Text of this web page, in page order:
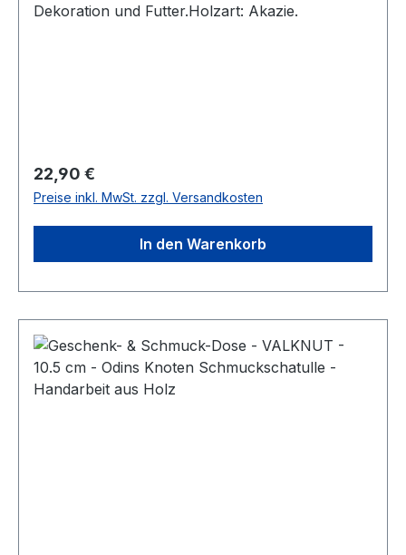
Dekoration und Futter.Holzart: Akazie.
Regulärer Preis:
22,90 €
Preise inkl. MwSt. zzgl. Versandkosten
In den Warenkorb